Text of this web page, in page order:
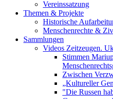
Vereinssatzung
Themen & Projekte
Historische
Menschenrechte &
Sammlungen
Videos Zeitzeugen.
Stimmen
Zwischen
„Kultureller
"Die Russen